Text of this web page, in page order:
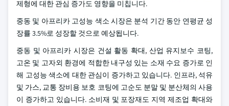
제형에 대한 관심 증가도 영향을 미칩니다.
중동 및 아프리카 고성능 색소 시장은 분석 기간 동안 연평균 성
장률 3.5%로 성장할 것으로 예상됩니다.
중동 및 아프리카 시장은 건설 활동 확대, 산업 유지보수 코팅,
고온 및 고자외 환경에 적합한 내구성 있는 소재 수요 증가로 인
해 고성능 색소에 대한 관심이 증가하고 있습니다. 인프라, 석유
및 가스, 교통 장비용 보호 코팅에 고순도 분말 및 분산체의 사용
이 증가하고 있습니다. 소비재 및 포장재도 지역 제조업 확대와